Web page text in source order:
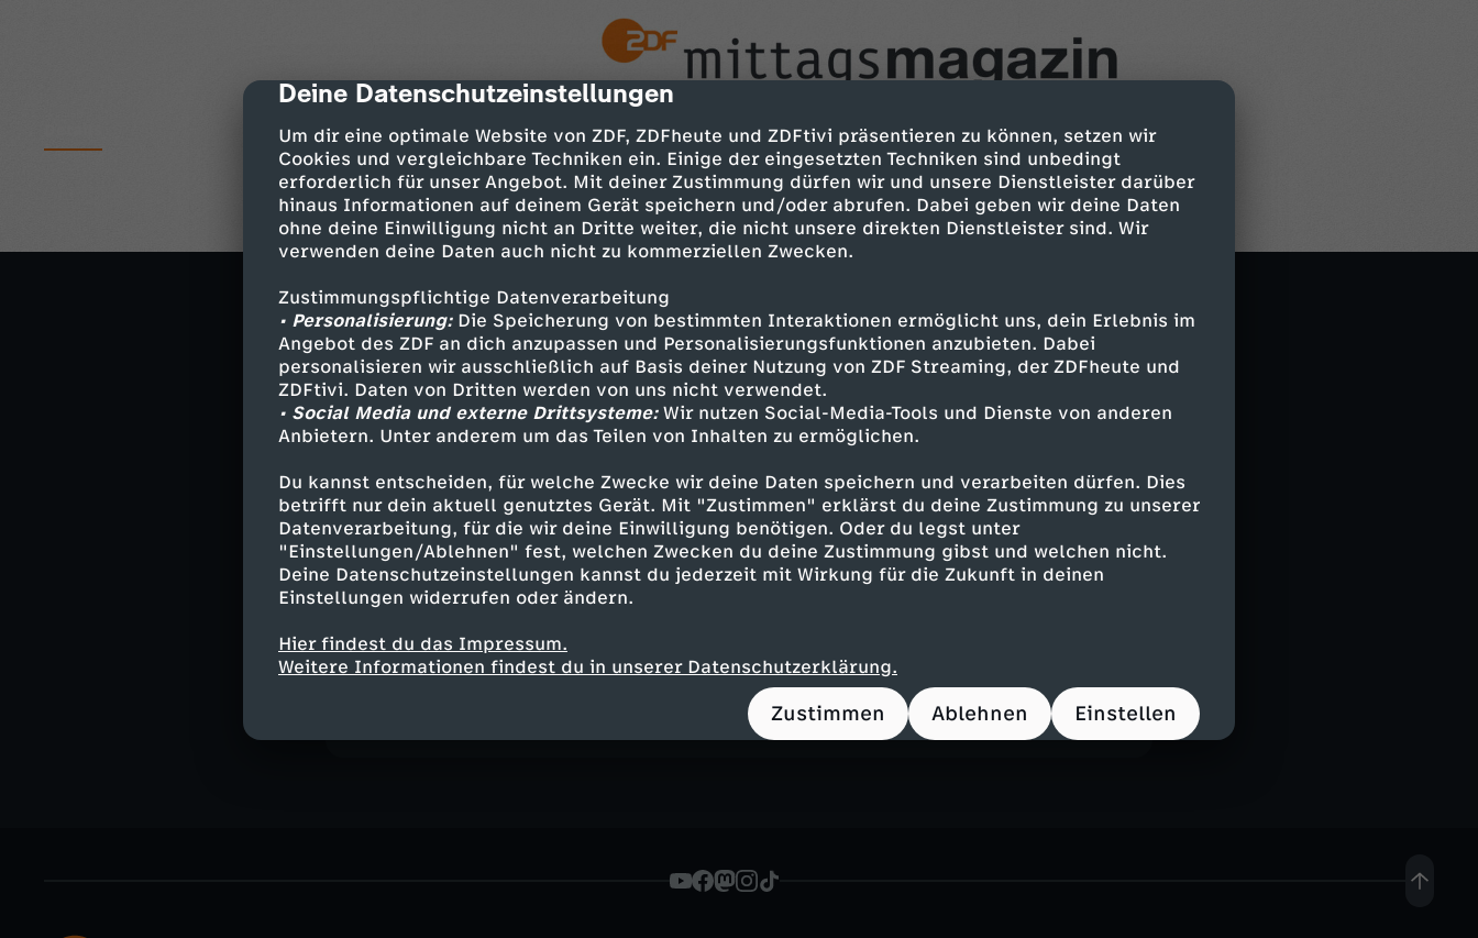
cmp-dialog-description
Deine Datenschutzeinstellungen
Um dir eine optimale Website von ZDF, ZDFheute und ZDFtivi präsentieren zu können, setzen wir
Cookies und vergleichbare Techniken ein. Einige der eingesetzten Techniken sind unbedingt
erforderlich für unser Angebot. Mit deiner Zustimmung dürfen wir und unsere Dienstleister darüber
hinaus Informationen auf deinem Gerät speichern und/oder abrufen. Dabei geben wir deine Daten
ohne deine Einwilligung nicht an Dritte weiter, die nicht unsere direkten Dienstleister sind. Wir
verwenden deine Daten auch nicht zu kommerziellen Zwecken.
Zustimmungspflichtige Datenverarbeitung
• Personalisierung:Die Speicherung von bestimmten Interaktionen ermöglicht uns, dein Erlebnis im
Angebot des ZDF an dich anzupassen und Personalisierungsfunktionen anzubieten. Dabei
personalisieren wir ausschließlich auf Basis deiner Nutzung von ZDF Streaming, der ZDFheute und
ZDFtivi. Daten von Dritten werden von uns nicht verwendet.
• Social Media und externe Drittsysteme:Wir nutzen Social-Media-Tools und Dienste von anderen
Anbietern. Unter anderem um das Teilen von Inhalten zu ermöglichen.
Du kannst entscheiden, für welche Zwecke wir deine Daten speichern und verarbeiten dürfen. Dies
betrifft nur dein aktuell genutztes Gerät. Mit "Zustimmen" erklärst du deine Zustimmung zu unserer
Datenverarbeitung, für die wir deine Einwilligung benötigen. Oder du legst unter
"Einstellungen/Ablehnen" fest, welchen Zwecken du deine Zustimmung gibst und welchen nicht.
Deine Datenschutzeinstellungen kannst du jederzeit mit Wirkung für die Zukunft in deinen
Einstellungen widerrufen oder ändern.
Hier findest du das Impressum.
Weitere Informationen findest du in unserer Datenschutzerklärung.
Zustimmen Ablehnen Einstellen
Stille Nacht in Innenstädten
Viele Weihnachtsmärkte abgesagt
Lockdown in Oberösterreich
Welche Coronamaßnahmen gelten?
Startschuss für Schnäppchenjagd
Rabatte oft niedriger als gedacht
Im Gespräch: Nele Neuhaus, Autorin
Über "In ewiger Freundschaft"
Moderation:
Jana Pareigis
Ähnliche Inhalte entdecken
ZDF-Mittagsmagazin